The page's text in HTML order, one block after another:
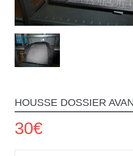
HOUSSE DOSSIER
30€